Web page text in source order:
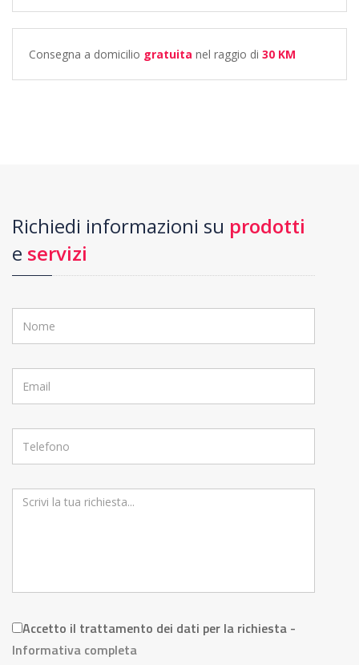
Consegna a domicilio gratuita nel raggio di 30 KM
Richiedi informazioni su prodotti
e servizi
Accetto il trattamento dei dati per la richiesta -
Informativa completa